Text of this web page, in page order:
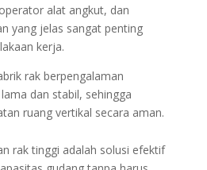
alat angkut, dan
yang jelas sangat penting
kerja.
rak berpengalaman
dan stabil, sehingga
ruang vertikal secara aman.
rak tinggi adalah solusi efektif